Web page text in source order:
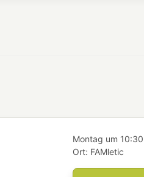
Montag um
Ort: FAMletic